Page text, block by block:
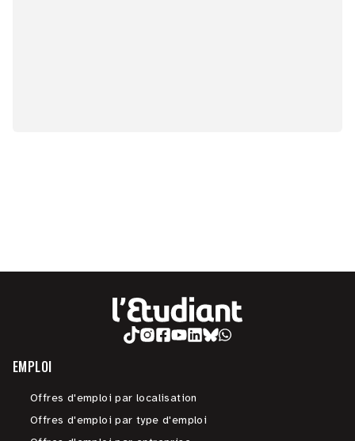
EMPLOI
Offres d'emploi par localisation
Offres d'emploi par type d'emploi